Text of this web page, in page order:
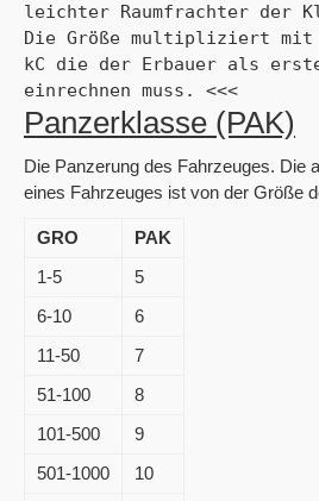
leichter Raumfrachter der
Die Größe multipliziert mit
kC die der Erbauer als
einrechnen muss. <<<
Panzerklasse (PAK)
Die Panzerung des Fahrzeuges. Die
eines Fahrzeuges ist von der Größe
GRO
PAK
1-5
5
6-10
6
11-50
7
51-100
8
101-500
9
501-1000
10